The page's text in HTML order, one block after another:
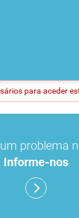
para aceder
problema
Informe-nos